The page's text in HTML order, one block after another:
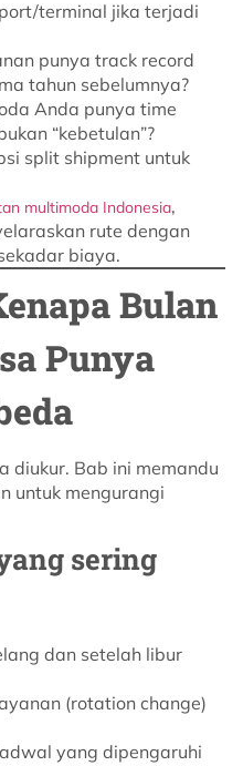
terminal jika terjadi
punya track record
tahun sebelumnya?
Anda punya time
“kebetulan”?
split shipment untuk
multimoda Indonesia,
rute dengan
biaya.
Bulan
Punya
diukur. Bab ini memandu
untuk mengurangi
sering
dan setelah libur
(rotation change)
yang dipengaruhi